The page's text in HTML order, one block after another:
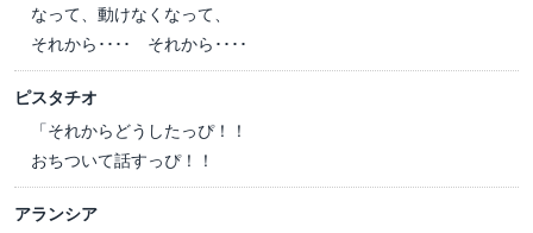
なって、動けなくなって、
それから････ それから････
ピスタチオ
「それからどうしたっぴ！！
おちついて話すっぴ！！
アランシア